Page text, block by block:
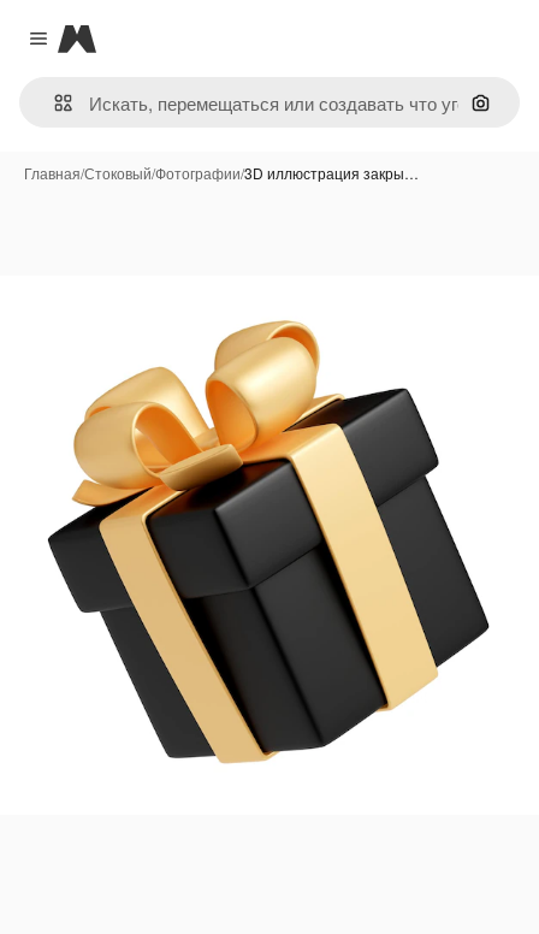
Close menu
Magnific
Поиск
Главная/Стоковый/Фотографии/3D иллюстрация закры…